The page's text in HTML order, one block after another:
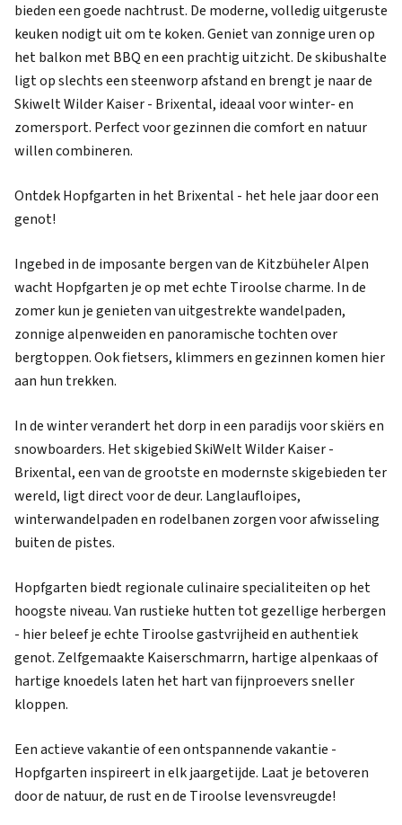
bieden een goede nachtrust. De moderne, volledig uitgeruste
keuken nodigt uit om te koken. Geniet van zonnige uren op
het balkon met BBQ en een prachtig uitzicht. De skibushalte
ligt op slechts een steenworp afstand en brengt je naar de
Skiwelt Wilder Kaiser - Brixental, ideaal voor winter- en
zomersport. Perfect voor gezinnen die comfort en natuur
willen combineren.
Ontdek Hopfgarten in het Brixental - het hele jaar door een
genot!
Ingebed in de imposante bergen van de Kitzbüheler Alpen
wacht Hopfgarten je op met echte Tiroolse charme. In de
zomer kun je genieten van uitgestrekte wandelpaden,
zonnige alpenweiden en panoramische tochten over
bergtoppen. Ook fietsers, klimmers en gezinnen komen hier
aan hun trekken.
In de winter verandert het dorp in een paradijs voor skiërs en
snowboarders. Het skigebied SkiWelt Wilder Kaiser -
Brixental, een van de grootste en modernste skigebieden ter
wereld, ligt direct voor de deur. Langlaufloipes,
winterwandelpaden en rodelbanen zorgen voor afwisseling
buiten de pistes.
Hopfgarten biedt regionale culinaire specialiteiten op het
hoogste niveau. Van rustieke hutten tot gezellige herbergen
- hier beleef je echte Tiroolse gastvrijheid en authentiek
genot. Zelfgemaakte Kaiserschmarrn, hartige alpenkaas of
hartige knoedels laten het hart van fijnproevers sneller
kloppen.
Een actieve vakantie of een ontspannende vakantie -
Hopfgarten inspireert in elk jaargetijde. Laat je betoveren
door de natuur, de rust en de Tiroolse levensvreugde!